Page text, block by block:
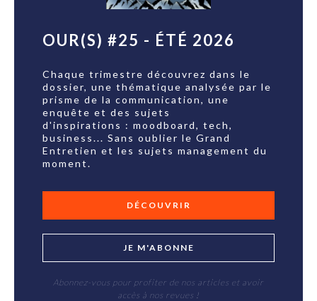
OUR(S) #25 - ÉTÉ 2026
Chaque trimestre découvrez dans le
dossier, une thématique analysée par le
prisme de la communication, une
enquête et des sujets
d'inspirations : moodboard, tech,
business... Sans oublier le Grand
Entretien et les sujets management du
moment.
DÉCOUVRIR
JE M'ABONNE
Abonnez-vous pour profiter de nos articles et avoir
accès à nos revues !